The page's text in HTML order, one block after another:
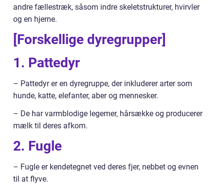
andre fællestræk, såsom indre skeletstrukturer, hvirvler
og en hjerne.
[Forskellige dyregrupper]
1. Pattedyr
– Pattedyr er en dyregruppe, der inkluderer arter som
hunde, katte, elefanter, aber og mennesker.
– De har varmblodige legemer, hårsække og producerer
mælk til deres afkom.
2. Fugle
– Fugle er kendetegnet ved deres fjer, nebbet og evnen
til at flyve.